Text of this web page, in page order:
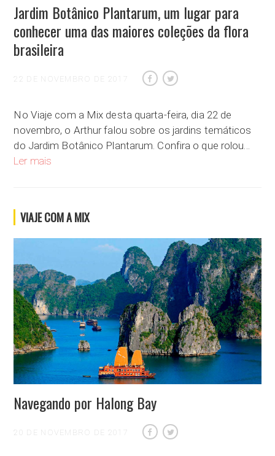
Jardim Botânico Plantarum, um lugar para
conhecer uma das maiores coleções da flora
brasileira
22 DE NOVEMBRO DE 2017
No Viaje com a Mix desta quarta-feira, dia 22 de
novembro, o Arthur falou sobre os jardins temáticos
do Jardim Botânico Plantarum. Confira o que rolou…
Ler mais
VIAJE COM A MIX
Navegando por Halong Bay
20 DE NOVEMBRO DE 2017